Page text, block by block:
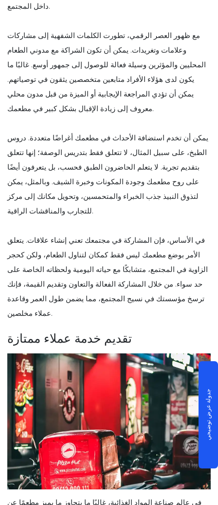
داخل المجتمع.
مع ظهور العصر الرقمي، تطورت الكلمات الشفهية إلى مشاركات
وعلامات وتغريدات. يمكن أن تكون الشراكة مع مدوني الطعام
المحليين والمؤثرين وسيلة فعالة للوصول إلى جمهور أوسع. غالبًا ما
يكون لدى هؤلاء الأفراد متابعين متخصصين يثقون في توصياتهم.
يمكن أن تؤدي المراجعة الإيجابية أو الميزة من قبل مدون محلي
معروف إلى زيادة الإقبال بشكل كبير في مطعمك.
يمكن أن تخدم استضافة الأحداث في مطعمك أغراضًا متعددة. دروس
الطبخ، على سبيل المثال، لا تتعلق فقط بتدريس الوصفة؛ إنها تتعلق
بتقديم تجربة. لا يتعلم الحاضرون الطبق فحسب، بل يتعرفون أيضًا
على روح مطعمك وجودة المكونات وخبرة الشيف. وبالمثل، يمكن
لتذوق النبيذ جذب الخبراء والمتحمسين، وتحويل مكانك إلى مركز
للتجارب والمناقشات الراقية.
في الأساس، فإن المشاركة في مجتمعك تعني إنشاء علاقات. يتعلق
الأمر بوضع مطعمك ليس فقط كمكان لتناول الطعام، ولكن كحجر
الزاوية في المجتمع، متشابكًا مع حياته اليومية ولحظاته الخاصة على
حد سواء. من خلال المشاركة الفعالة والتعاون وتقديم القيمة، فإنك
ترسخ مؤسستك في نسيج المجتمع، مما يضمن طول العمر وقاعدة
عملاء مخلصين.
تقديم خدمة عملاء ممتازة
في عالم صناعة المواد الغذائية، غالبًا ما يتجاوز ما يميز مطعمًا عن
جدولة عرض توضيحي